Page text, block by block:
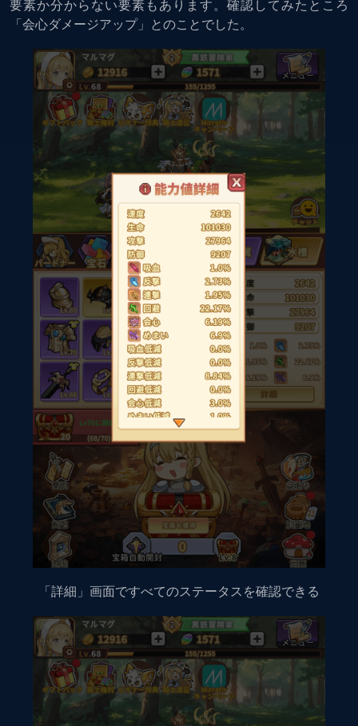
要素か分からない要素もあります。確認してみたところ
「会心ダメージアップ」とのことでした。
「詳細」画面ですべてのステータスを確認できる